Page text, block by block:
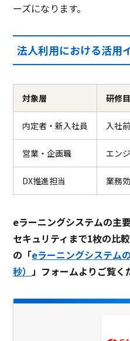
ーズになります。
法人利用における活用
対象層 研修
内定者・新入社員 入社
営業・企画職 エン
DX推進担当 業務
eラーニングシステムの主
セキュリティまで1枚の比
の「eラーニングシステム
秒）
」フォームよりご覧く